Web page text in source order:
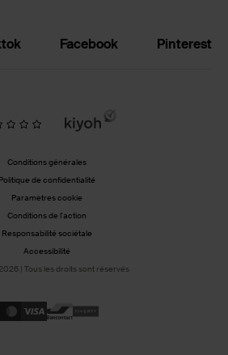
Facebook Pinterest
Conditions générales
Politique de confidentialité
Paramètres cookie
Conditions de l'action
Responsabilité sociétale
Accessibilité
| Tous les droits sont réservés